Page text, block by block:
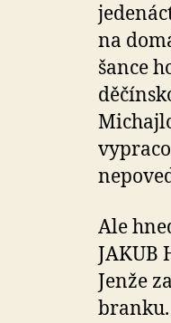
na
šance
Ale
JAKUB
Jenže
branku.